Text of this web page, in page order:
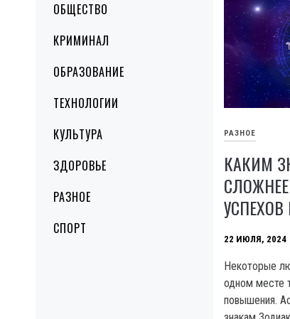
ОБЩЕСТВО
КРИМИНАЛ
ОБРАЗОВАНИЕ
ТЕХНОЛОГИИ
КУЛЬТУРА
ЗДОРОВЬЕ
РАЗНОЕ
СПОРТ
РАЗНОЕ
КАКИМ
УСПЕХОВ
22 ИЮЛЯ, 2024
Некоторые
одном месте
повышения.